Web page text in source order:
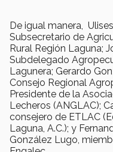
De igual manera,
Subsecretario de
Rural Región Laguna;
Subdelegado
Lagunera; Gerardo
Consejo Regional
Presidente de la
Lecheros (ANGLAC);
consejero de ETLAC
Laguna, A.C.); y
González Lugo,